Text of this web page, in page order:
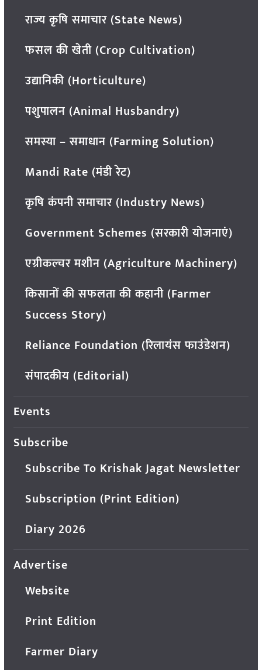
राज्य कृषि समाचार (State News)
फसल की खेती (Crop Cultivation)
उद्यानिकी (Horticulture)
पशुपालन (Animal Husbandry)
समस्या – समाधान (Farming Solution)
Mandi Rate (मंडी रेट)
कृषि कंपनी समाचार (Industry News)
Government Schemes (सरकारी योजनाएं)
एग्रीकल्चर मशीन (Agriculture Machinery)
किसानों की सफलता की कहानी (Farmer
Success Story)
Reliance Foundation (रिलायंस फाउंडेशन)
संपादकीय (Editorial)
Events
Subscribe
Subscribe To Krishak Jagat Newsletter
Subscription (Print Edition)
Diary 2026
Advertise
Website
Print Edition
Farmer Diary